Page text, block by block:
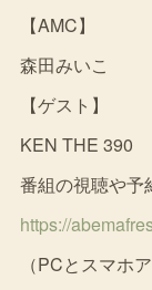
【AMC】
森田みいこ
【ゲスト】
KEN THE 390
番組の視聴や予
https://
（PCとスマホ